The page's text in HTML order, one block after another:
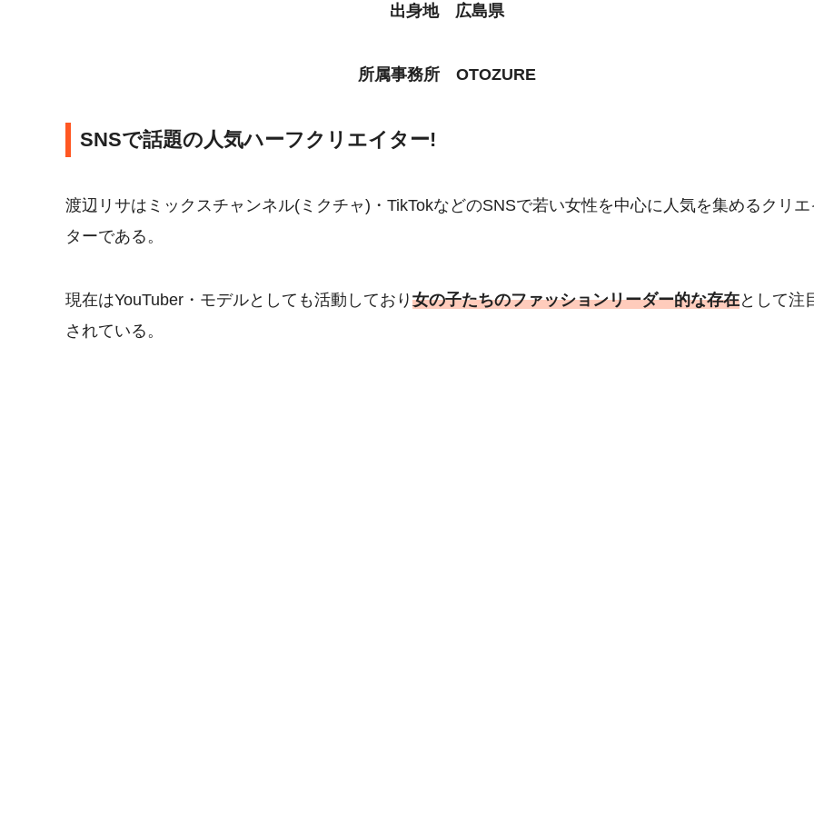
出身地 広島県
所属事務所 OTOZURE
SNSで話題の人気ハーフクリエイター!
渡辺リサはミックスチャンネル(ミクチャ)・TikTokなどのSNSで若い女性を中心に人気を集めるクリエ
ターである。
現在はYouTuber・モデルとしても活動しており 女の子たちのファッションリーダー的な存在として注
されている。